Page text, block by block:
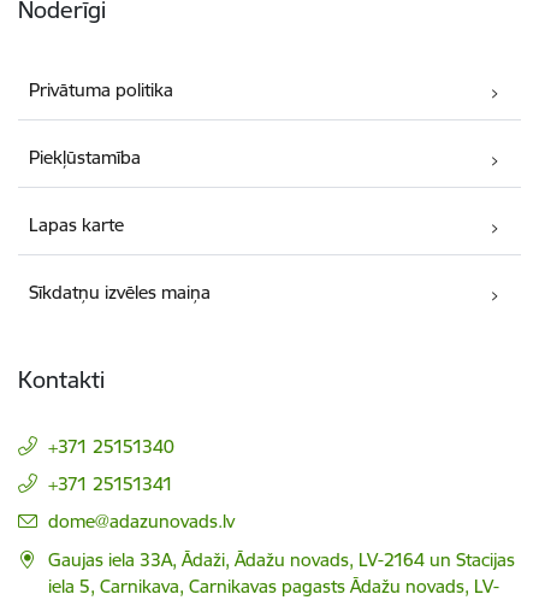
Noderīgi
Privātuma politika
Piekļūstamība
Lapas karte
Sīkdatņu izvēles maiņa
Kontakti
+371 25151340
+371 25151341
E-pasts:
dome@adazunovads.lv
Gaujas iela 33A, Ādaži, Ādažu novads, LV-2164 un Stacijas
iela 5, Carnikava, Carnikavas pagasts Ādažu novads, LV-